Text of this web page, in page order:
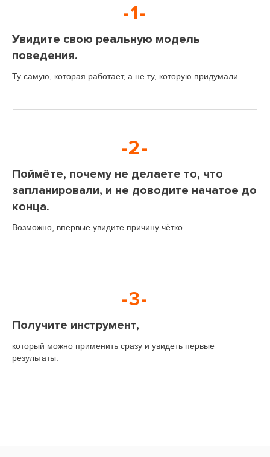
-1-
Увидите свою реальную модель
поведения.
Ту самую, которая работает, а не ту, которую придумали.
-2-
Поймёте, почему не делаете то, что
запланировали, и не доводите начатое до
конца.
Возможно, впервые увидите причину чётко.
-3-
Получите инструмент,
который можно применить сразу и увидеть первые
результаты.